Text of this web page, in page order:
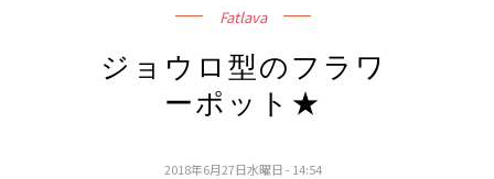
Fatlava
ジョウロ型のフラワ
ーポット★
2018年6月27日水曜日 - 14:54